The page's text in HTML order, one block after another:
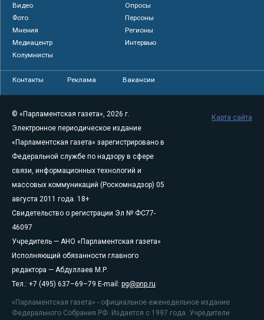
Видео
Опросы
Фото
Персоны
Мнения
Регионы
Медиацентр
Интервью
Колумнисты
Контакты Реклама Вакансии
© «Парламентская газета», 2026 г.
Электронное периодическое издание
«Парламентская газета» зарегистрировано в
Федеральной службе по надзору в сфере
связи, информационных технологий и
массовых коммуникаций (Роскомнадзор) 05
августа 2011 года. 18+
Свидетельство о регистрации Эл № ФС77-
46097
Учредитель — АНО «Парламентская газета»
Исполняющий обязанности главного
редактора — Абдуллаев М.Р.
Тел.: +7 (495) 637–69–79 E-mail: pg@pnp.ru
«Парламентская газета» - официальное еженедельное издание
Федерального Собрания РФ. Издается с 1997 года. Учредители
Карта сайта